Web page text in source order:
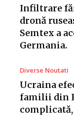
Infiltrare
dronă
Semtex a
Germania.
Diverse Noutati
Ucraina
familii din
complicată,